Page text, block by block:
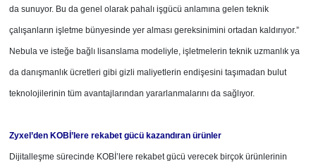
da sunuyor. Bu da genel olarak pahalı işgücü anlamına gelen teknik
çalışanların işletme bünyesinde yer alması gereksinimini ortadan kaldırıyor.”
Nebula ve isteğe bağlı lisanslama modeliyle, işletmelerin teknik uzmanlık ya
da danışmanlık ücretleri gibi gizli maliyetlerin endişesini taşımadan bulut
teknolojilerinin tüm avantajlarından yararlanmalarını da sağlıyor.
Zyxel’den KOBİ’lere rekabet gücü kazandıran ürünler
Dijitalleşme sürecinde KOBİ’lere rekabet gücü verecek birçok ürünlerinin